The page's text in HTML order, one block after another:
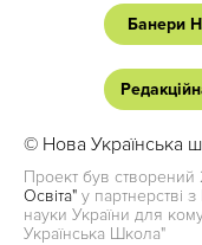
Банери
© Нова Українська
Проект був створений
Освіта" у партнерстві з
науки України для
Українська Школа"